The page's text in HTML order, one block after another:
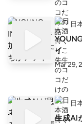
日
イ
Mar 29,
日
生成AI